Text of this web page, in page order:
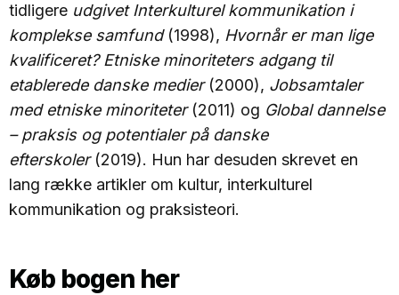
tidligere udgivet Interkulturel kommunikation i
komplekse samfund(1998), Hvornår er man lige
kvalificeret? Etniske minoriteters adgang til
etablerede danske medier(2000), Jobsamtaler
med etniske minoriteter(2011) og Global dannelse
– praksis og potentialer på danske
efterskoler(2019). Hun har desuden skrevet en
lang række artikler om kultur, interkulturel
kommunikation og praksisteori.
Køb bogen her